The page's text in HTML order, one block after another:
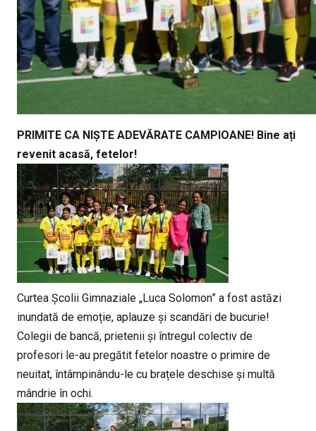
PRIMITE CA NIȘTE ADEVĂRATE CAMPIOANE! Bine ați
revenit acasă, fetelor!
Curtea Școlii Gimnaziale „Luca Solomon” a fost astăzi
inundată de emoție, aplauze și scandări de bucurie!
Colegii de bancă, prietenii și întregul colectiv de
profesori le-au pregătit fetelor noastre o primire de
neuitat, întâmpinându-le cu brațele deschise și multă
mândrie în ochi.